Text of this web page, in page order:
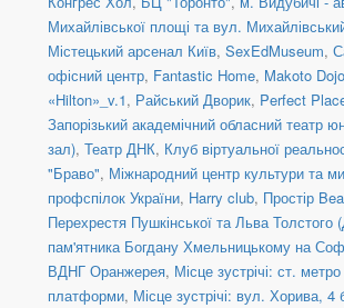
Михайлівської площі та вул.
Містецький арсенал Київ, SexEdMuseum,
офісний центр, Fantastic Home, Makoto Dojo
«Hilton»_v.1, Райський Дворик, Perfect
Запорізький академічний обласний театр
зал), Театр ДНК, Клуб віртуальної
"Браво", Міжнародний центр культури та
профспілок України, Harry club, Простір
Перехрестя Пушкінської та Льва
пам'ятника Богдану Хмельницькому на
ВДНГ Оранжерея, Місце зустрічі: ст.
платформи, Місце зустрічі: вул. Хорива, 4